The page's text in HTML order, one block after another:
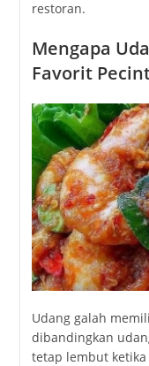
restoran.
Mengapa
Favorit
Udang galah
dibandingkan
tetap lembut